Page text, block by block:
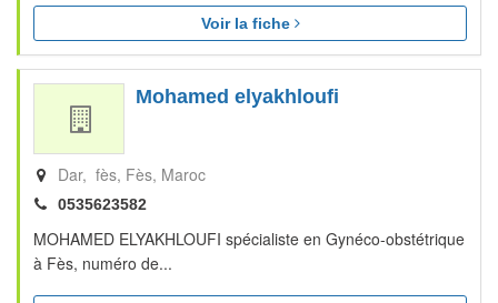
Voir la fiche
Mohamed elyakhloufi
Dar, fès Fès Maroc
0535623582
MOHAMED ELYAKHLOUFI spécialiste en Gynéco-obstétrique
à Fès, numéro de...